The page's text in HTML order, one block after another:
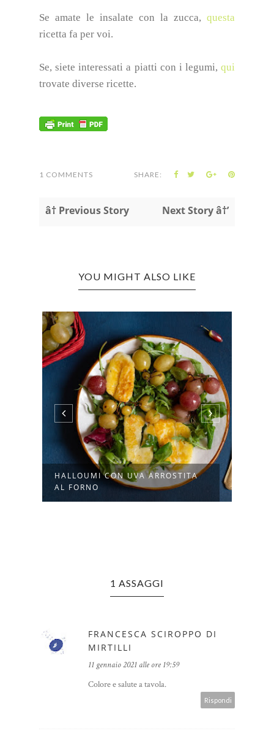
Se amate le insalate con la zucca, questa
ricetta fa per voi.
Se, siete interessati a piatti con i legumi, qui
trovate diverse ricette.
1 COMMENTS SHARE:
â† Previous Story Next Story â†’
YOU MIGHT ALSO LIKE
HALLOUMI CON UVA ARROSTITA
AL FORNO
1 ASSAGGI
FRANCESCA SCIROPPO DI
MIRTILLI
11 gennaio 2021 alle ore 19:59
Colore e salute a tavola.
Rispondi